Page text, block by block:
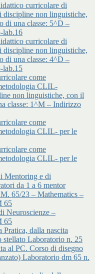
curricolare di
non linguistiche,
di una classe: 5^D –
lab.16
curricolare di
non linguistiche,
di una classe: 4^D –
lab.15
come
CLIL-
non linguistiche, con il
classe: 1^M – Indirizzo
come
CLIL- per le
come
CLIL- per le
Mentoring e di
da 1 a 6 mentor
65/23 – Mathematics –
65
Neuroscienze –
65
dalla nascita
Laboratorio n. 25
al PC. Corso di disegno
Laboratorio dm 65 n.